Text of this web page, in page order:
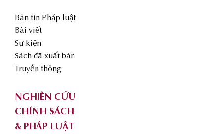
Bản tin Pháp luật
Bài viết
Sự kiện
Sách đã xuất bản
Truyền thông
NGHIÊN CỨU
CHÍNH SÁCH
& PHÁP LUẬT